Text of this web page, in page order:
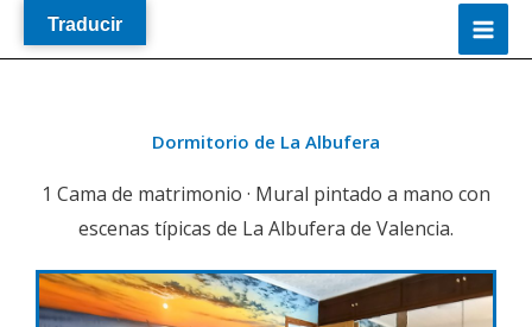
Dormitorio de La Albufera
1 Cama de matrimonio · Mural pintado a mano con
escenas típicas de La Albufera de Valencia.
Traducir